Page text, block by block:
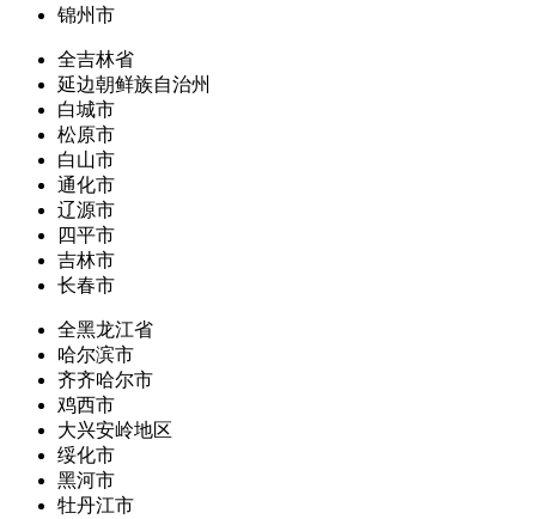
锦州市
全吉林省
延边朝鲜族自治州
白城市
松原市
白山市
通化市
辽源市
四平市
吉林市
长春市
全黑龙江省
哈尔滨市
齐齐哈尔市
鸡西市
大兴安岭地区
绥化市
黑河市
牡丹江市